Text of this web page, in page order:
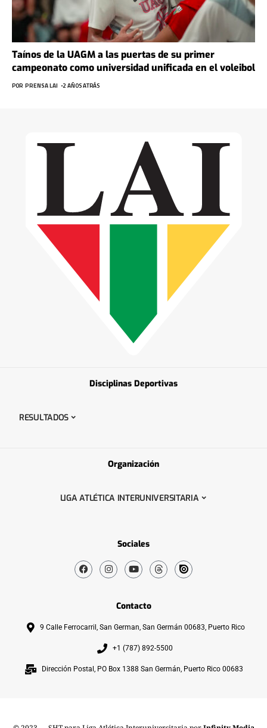
Taínos de la UAGM a las puertas de su primer
campeonato como universidad unificada en el voleibol
POR PRENSA LAI 2 AÑOS ATRÁS
Disciplinas Deportivas
RESULTADOS
Organización
LIGA ATLÉTICA INTERUNIVERSITARIA
Sociales
Contacto
9 Calle Ferrocarril, San German, San Germán 00683, Puerto Rico
+1 (787) 892-5500
Dirección Postal, PO Box 1388 San Germán, Puerto Rico 00683